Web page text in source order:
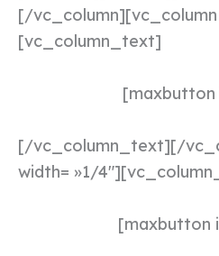
[/vc_column][vc_column
[vc_column_text]
[maxbutton
[/vc_column_text][/
width= »1/
[maxbutton